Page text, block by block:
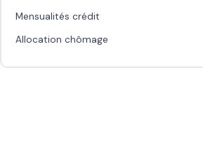
Mensualités crédit
Allocation chômage